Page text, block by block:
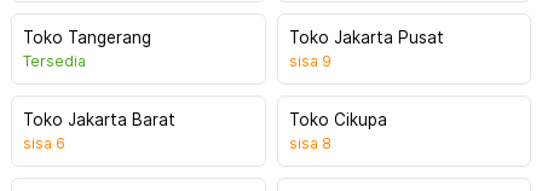
Toko Tangerang
Tersedia
Toko Jakarta Pusat
sisa 9
Toko Jakarta Barat
sisa 6
Toko Cikupa
sisa 8